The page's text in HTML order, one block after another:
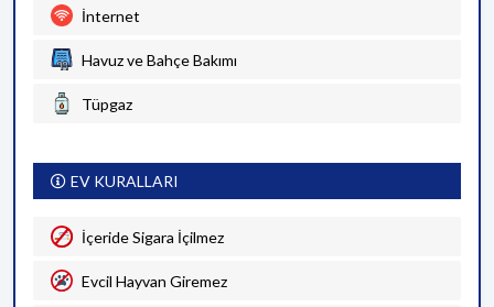
İnternet
Havuz ve Bahçe Bakımı
Tüpgaz
EV KURALLARI
İçeride Sigara İçilmez
Evcil Hayvan Giremez